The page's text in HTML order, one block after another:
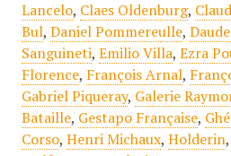
Lancelo, Claes Oldenburg,
Bul, Daniel Pommereulle,
Sanguineti, Emilio Villa, Ezra
Florence, François Arnal,
Gabriel Piqueray, Galerie
Bataille, Gestapo Française,
Corso, Henri Michaux, Holderin,